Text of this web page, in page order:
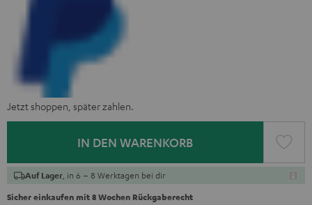
Jetzt shoppen, später zahlen.
IN DEN WARENKORB
Auf Lager , in 6 – 8 Werktagen bei dir
Sicher einkaufen mit 8 Wochen Rückgaberecht